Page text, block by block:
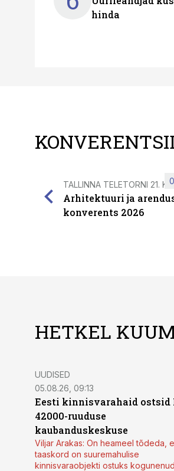
hinda
TALLINNA TELETORNI 21.
Arhitektuuri ja
konverents 2026
HETKEL
UUDISED
05.08.26, 09:13
Eesti kinnisvarahaid ostsid
42000-ruuduse
kaubanduskeskuse
Viljar Arakas: On heameel tõdeda,
taaskord on suuremahulise
kinnisvaraobjekti ostuks kogunenud